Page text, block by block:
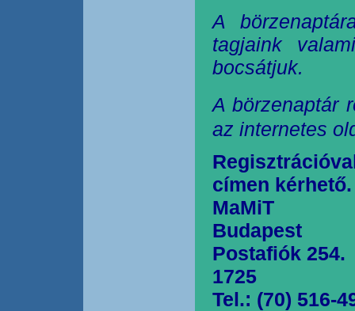
A
tagjaink
bocsátjuk.
A börzenaptár
az internetes
címen kérhető.
MaMiT
Budapest
Postafiók 254.
1725
Tel.: (70) 516-